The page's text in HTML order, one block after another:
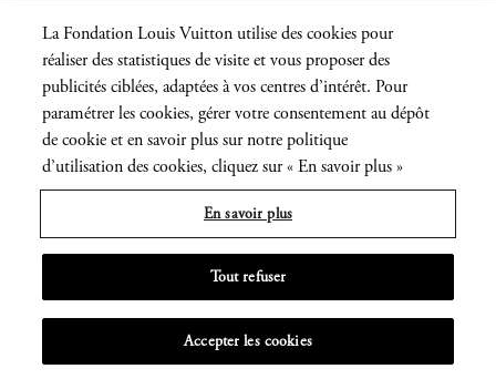
Ouvert aujourd'hui de 11h à 20h
Langue
actuelle
| EN
Presse
Privatisation
La Fondation Louis Vuitton utilise des cookies pour
réaliser des statistiques de visite et vous proposer des
publicités ciblées, adaptées à vos centres d’intérêt. Pour
paramétrer les cookies, gérer votre consentement au dépôt
de cookie et en savoir plus sur notre politique
d’utilisation des cookies, cliquez sur « En savoir plus »
En savoir plus
Tout refuser
Accepter les cookies